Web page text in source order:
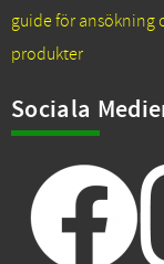
guide för ansökning
produkter
Sociala